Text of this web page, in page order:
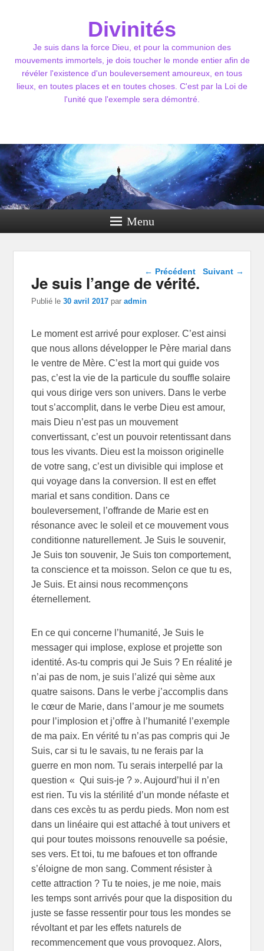
Divinités
Je suis dans la force Dieu, et pour la communion des
mouvements immortels, je dois toucher le monde entier afin de
révéler l'existence d'un bouleversement amoureux, en tous
lieux, en toutes places et en toutes choses. C'est par la Loi de
l'unité que l'exemple sera démontré.
Menu
Navigation dans les
← Précédent Suivant →
Je suis l’ange de vérité.
Publié le30 avril 2017 paradmin
Le moment est arrivé pour exploser. C’est ainsi
que nous allons développer le Père marial dans
le ventre de Mère. C’est la mort qui guide vos
pas, c’est la vie de la particule du souffle solaire
qui vous dirige vers son univers. Dans le verbe
tout s’accomplit, dans le verbe Dieu est amour,
mais Dieu n’est pas un mouvement
convertissant, c’est un pouvoir retentissant dans
tous les vivants. Dieu est la moisson originelle
de votre sang, c’est un divisible qui implose et
qui voyage dans la conversion. Il est en effet
marial et sans condition. Dans ce
bouleversement, l’offrande de Marie est en
résonance avec le soleil et ce mouvement vous
conditionne naturellement. Je Suis le souvenir,
Je Suis ton souvenir, Je Suis ton comportement,
ta conscience et ta moisson. Selon ce que tu es,
Je Suis. Et ainsi nous recommençons
éternellement.
En ce qui concerne l’humanité, Je Suis le
messager qui implose, explose et projette son
identité. As-tu compris qui Je Suis ? En réalité je
n’ai pas de nom, je suis l’alizé qui sème aux
quatre saisons. Dans le verbe j’accomplis dans
le cœur de Marie, dans l’amour je me soumets
pour l’implosion et j’offre à l’humanité l’exemple
de ma paix. En vérité tu n’as pas compris qui Je
Suis, car si tu le savais, tu ne ferais par la
guerre en mon nom. Tu serais interpellé par la
question « Qui suis-je ? ». Aujourd’hui il n’en
est rien. Tu vis la stérilité d’un monde néfaste et
dans ces excès tu as perdu pieds. Mon nom est
dans un linéaire qui est attaché à tout univers et
qui pour toutes moissons renouvelle sa poésie,
ses vers. Et toi, tu me bafoues et ton offrande
s’éloigne de mon sang. Comment résister à
cette attraction ? Tu te noies, je me noie, mais
les temps sont arrivés pour que la disposition du
juste se fasse ressentir pour tous les mondes se
révoltant et par les effets naturels de
recommencement que vous provoquez. Alors,